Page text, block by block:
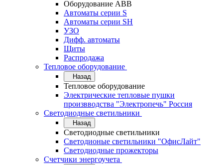
Оборудование АВВ
Автоматы серии S
Автоматы серии SH
УЗО
Дифф. автоматы
Щиты
Распродажа
Тепловое оборудование
Назад
Тепловое оборудование
Электрические тепловые пушки
произвводства "Электропечь" Россия
Светодиодные светильники
Назад
Светодиодные светильники
Светодионые светильники "ОфисЛайт"
Светодиодные прожекторы
Счетчики энергоучета